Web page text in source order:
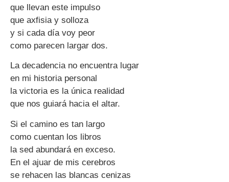
que llevan este impulso
que axfisia y solloza
y si cada día voy peor
como parecen largar dos.
La decadencia no encuentra lugar
en mi historia personal
la victoria es la única realidad
que nos guiará hacia el altar.
Si el camino es tan largo
como cuentan los libros
la sed abundará en exceso.
En el ajuar de mis cerebros
se rehacen las blancas cenizas